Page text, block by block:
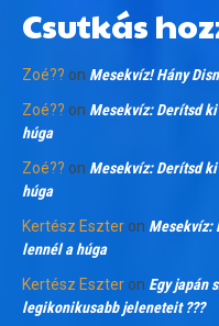
Csutkás
Zoé?? on Mesekvíz! Hány
Zoé?? on Mesekvíz: Derítsd
húga
Zoé?? on Mesekvíz: Derítsd
húga
Kertész Eszter on Mesekvíz:
lennél a húga
Kertész Eszter on Egy japán
legikonikusabb jeleneteit ???